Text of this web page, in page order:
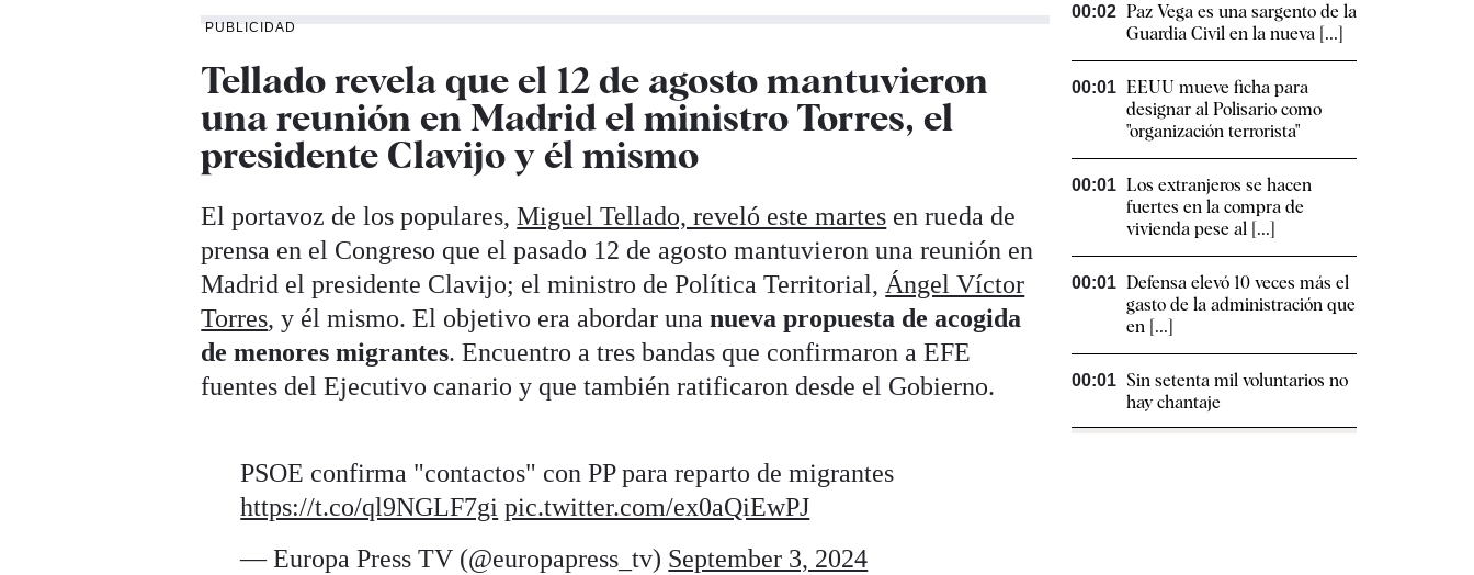
PUBLICIDAD
Tellado revela que el 12 de agosto mantuvieron
una reunión en Madrid el ministro Torres, el
presidente Clavijo y él mismo
El portavoz de los populares,Miguel Tellado, reveló este martes en rueda de
prensa en el Congreso que el pasado 12 de agosto mantuvieron una reunión en
Madrid el presidente Clavijo; el ministro de Política Territorial, Ángel Víctor
Torres, y él mismo. El objetivo era abordar unanueva propuesta de acogida
de menores migrantes. Encuentro a tres bandas que confirmaron a EFE
fuentes del Ejecutivo canario y que también ratificaron desde el Gobierno.
PSOE confirma "contactos" con PP para reparto de migrantes
https://t.co/ql9NGLF7gi pic.twitter.com/ex0aQiEwPJ
— Europa Press TV (@europapress_tv) September 3, 2024
00:02 Paz Vega es una sargento de la
Guardia Civil en la nueva [...]
00:01 EEUU mueve ficha para
designar al Polisario como
"organización terrorista"
00:01 Los extranjeros se hacen
fuertes en la compra de
vivienda pese al [...]
00:01 Defensa elevó 10 veces más el
gasto de la administración que
en [...]
00:01 Sin setenta mil voluntarios no
hay chantaje